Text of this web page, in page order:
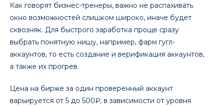
Как говорят бизнес-тренеры, важно не распахивать
окно возможностей слишком широко, иначе будет
сквозняк. Для быстрого заработка проще сразу
выбрать понятную нишу, например, фарм гугл-
аккаунтов, то есть создание и верификация аккаунтов,
а также их прогрев.
Цена на бирже за один проверенный аккаунт
варьируется от 5 до 500₽, в зависимости от уровня